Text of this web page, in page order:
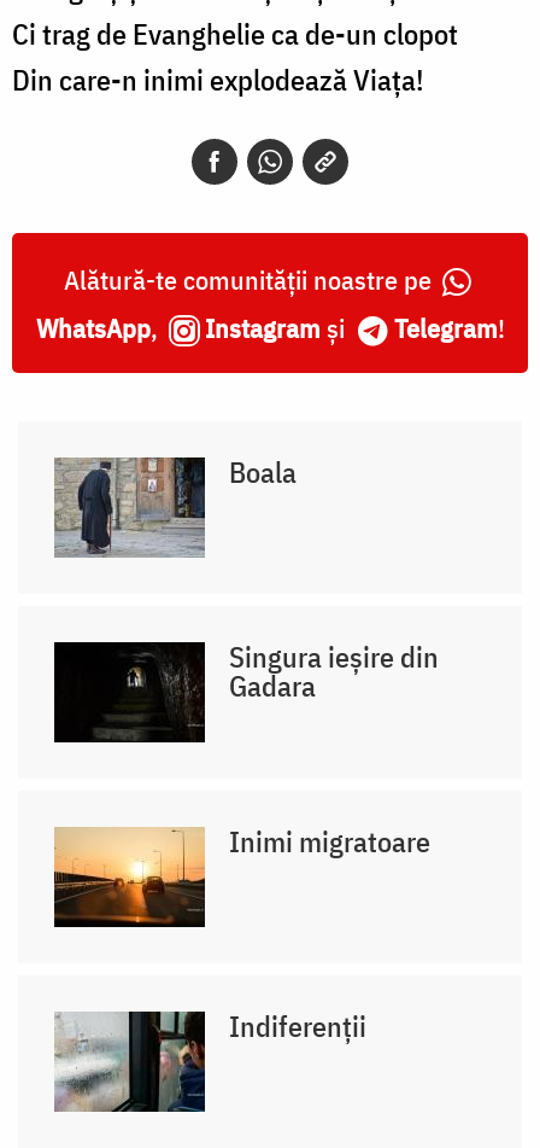
Ci trag de Evanghelie ca de-un clopot
Din care-n inimi explodează Viața!
Alătură-te comunității noastre pe
WhatsApp, Instagram și Telegram!
Boala
Singura ieșire din
Gadara
Inimi migratoare
Indiferenții